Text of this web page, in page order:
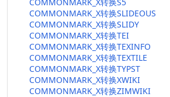
COMMONMARK_X转换SLIDEOUS
COMMONMARK_X转换SLIDY
COMMONMARK_X转换TEI
COMMONMARK_X转换TEXINFO
COMMONMARK_X转换TEXTILE
COMMONMARK_X转换TYPST
COMMONMARK_X转换XWIKI
COMMONMARK_X转换ZIMWIKI